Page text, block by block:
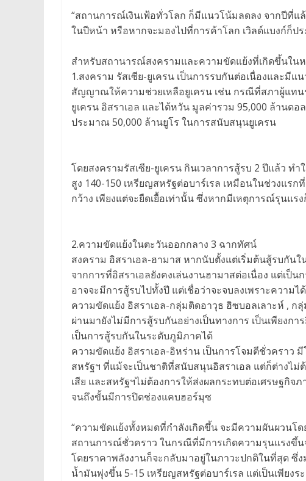
“สถานการณ์เงินเฟ้อทั่วโลก ก็มีแนวโน้มลดลง จากปีที่แล้
ในปีหน้า หรือหากจะมองไปที่การค้าโลก เวิลด์แบงก์ก็ปร
สำหรับสถานารณ์สงครามและความขัดแย้งที่เกิดขึ้นใ
1.สงคราม รัสเซีย-ยูเครน เป็นการรบกันต่อเนื่องและ
สัญญาณให้ความช่วยเหลือยูเครน เช่น กรณีที่สภาผู้แทน
ยูเครน อิสราเอล และไต้หวัน มูลค่ารวม 95,000 ล้านด
ประมาณ 50,000 ล้านยูโร ในการสนับสนุนยูเครน
โดยสงครามรัสเซีย-ยูเครน กินเวลาการสู้รบ 2 ปีแล้ว
สูง 140-150 เหรียญสหรัฐต่อบาร์เรล เหมือนในช่วงแร
กว้าง เพียงแต่จะยืดเยื้อเท่านั้น ซึ่งหากมีเหตุการณ์รุนแ
2.ความขัดแย้งในตะวันออกกลาง 3 ฉากทัศน์
สงคราม อิสราเอล-ฮามาส หากนับตั้งแต่เริ่มต้นสู้รบกัน
จากการที่อิสราเอลยังคงเล่นงานฮามาสต่อเนื่อง แต่เป็
อาจจะมีการสู้รบไปทั้งปี แต่เชื่อว่าจะจบลงเพราะความไ
ความขัดแย้ง อิสราเอล-กลุ่มติดอาวุธ ฮิซบอลเลาะห์ , ก
ผ่านมายังไม่มีการสู้รบกันอย่างเป็นทางการ เป็นเพียงก
เป็นการสู้รบกันในระดับภูมิภาคได้
ความขัดแย้ง อิสราเอล-อิหร่าน เป็นการโจมตีชั่วคราว
สหรัฐฯ ที่แม้จะเป็นชาติที่สนับสนุนอิสราเอล แต่ก็ต่างไ
เสีย และสหรัฐฯไม่ต้องการให้ส่งผลกระทบต่อเศรษฐกิจ
จนถึงขั้นมีการปิดช่องแคบฮอร์มุซ
“ความขัดแย้งทั้งหมดที่กำลังเกิดขึ้น จะมีความผันผวนโ
สถานการณ์ชั่วคราว ในกรณีที่มีการเกิดความรุนแรงขึ้
โดยราคาพลังงานก็จะกลับมาอยู่ในภาวะปกติในที่สุด ซึ่
น้ำมันพุ่งขึ้น 5-15 เหรียญสหรัฐต่อบาร์เรล แต่เป็นเพียง